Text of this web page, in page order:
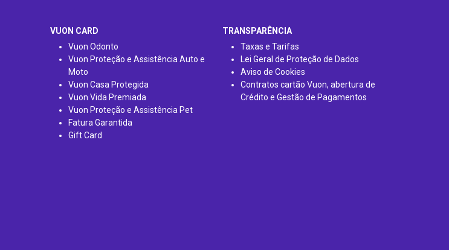
VUON CARD
Vuon Odonto
Vuon Proteção e Assistência Auto e
Moto
Vuon Casa Protegida
Vuon Vida Premiada
Vuon Proteção e Assistência Pet
Fatura Garantida
Gift Card
TRANSPARÊNCIA
Taxas e Tarifas
Lei Geral de Proteção de Dados
Aviso de Cookies
Contratos cartão Vuon, abertura de
Crédito e Gestão de Pagamentos